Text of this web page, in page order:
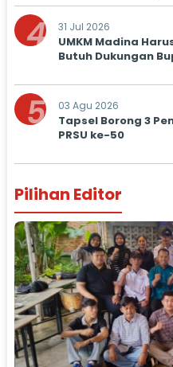
4 31 Jul 2026
UMKM Madina
Butuh Dukungan
5 03 Agu 2026
Tapsel Borong 3
PRSU ke-50
Pilihan Editor